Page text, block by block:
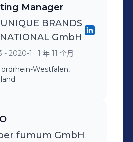
Manager
BRANDS
GmbH
- 2020-1 · 1 年 11 个月
Westfalen,
fumum GmbH